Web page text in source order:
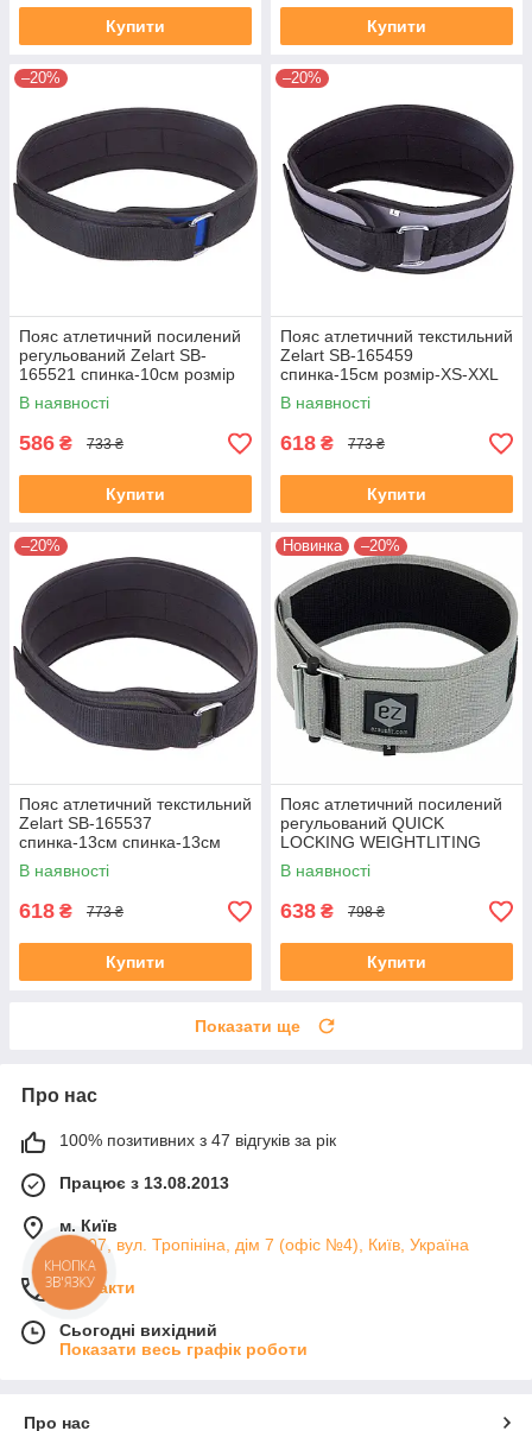
Купити Купити
–20%
Пояс атлетичний посилений
регульований Zelart SB-
165521 спинка-10см розмір
XS-XXL синій
В наявності
586 ₴ 733 ₴
Купити
–20%
Пояс атлетичний текстильний
Zelart SB-165459
спинка-15см розмір-XS-XXL
сірий
В наявності
618 ₴ 773 ₴
Купити
–20%
Пояс атлетичний текстильний
Zelart SB-165537
спинка-13см спинка-13см
розмір-XS-XXL чорний-
оливковий
В наявності
618 ₴ 773 ₴
Купити
Новинка –20%
Пояс атлетичний посилений
регульований QUICK
LOCKING WEIGHTLITING
BELT EZOUS O-02
спинка-10см розмір S-L сірий
В наявності
638 ₴ 798 ₴
Купити
Показати ще
Про нас
100% позитивних з 47 відгуків за рік
Працює з 13.08.2013
м. Київ
04107, вул. Тропініна, дім 7 (офіс №4), Київ, Україна
Контакти
Сьогодні вихідний
Показати весь графік роботи
Про нас